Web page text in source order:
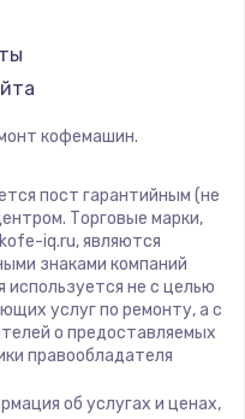
кофемашин.
пост гарантийным (не
Торговые марки,
iq.ru, являются
знаками компаний
используется не с целью
услуг по ремонту, а с
о предоставляемых
правообладателя
об услугах и ценах,